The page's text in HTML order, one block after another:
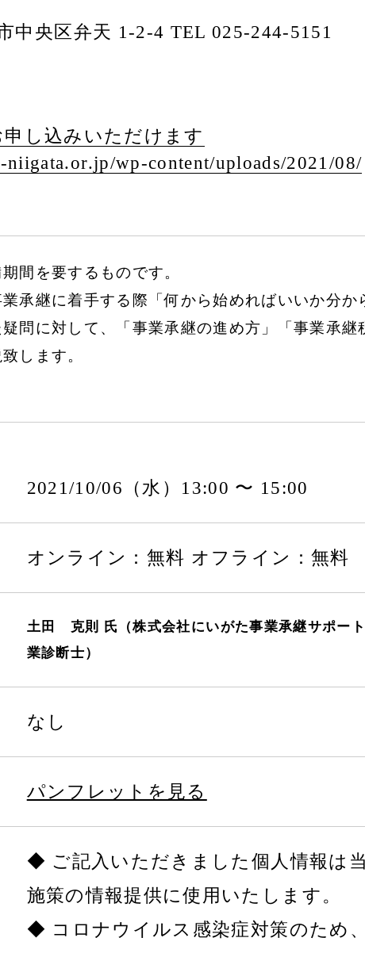
中央区弁天 1-2-4 TEL 025-244-5151
し込みいただけます
niigata.or.jp/wp-content/uploads/2021/08/
間を要するものです。
承継に着⼿する際「何から始めればいいか分
問に対して、「事業承継の進め⽅」「事業承
します。
2021/10/06（水）13:00 〜 15:00
オンライン：無料 オフライン：無料
土田 克則 氏（株式会社にいがた事業承継サポー
業診断士）
なし
パンフレットを見る
◆ ご記入いただきました個人情報は
施策の情報提供に使用いたします。
◆ コロナウイルス感染症対策のため